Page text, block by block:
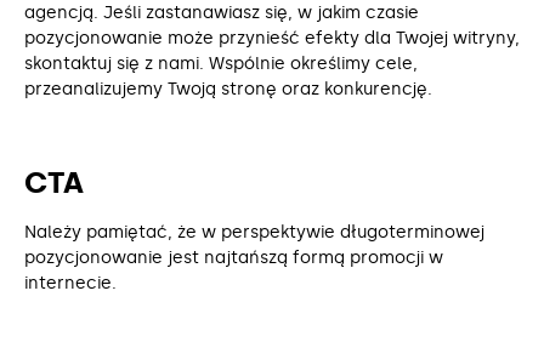
agencją. Jeśli zastanawiasz się, w jakim czasie
pozycjonowanie może przynieść efekty dla Twojej witryny,
skontaktuj się z nami. Wspólnie określimy cele,
przeanalizujemy Twoją stronę oraz konkurencję.
CTA
Należy pamiętać, że w perspektywie długoterminowej
pozycjonowanie jest najtańszą formą promocji w
internecie.